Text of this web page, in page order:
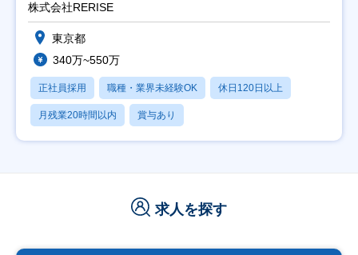
株式会社RERISE
東京都
340万~550万
正社員採用 職種・業界未経験OK 休日120日以上
月残業20時間以内 賞与あり
求人を探す